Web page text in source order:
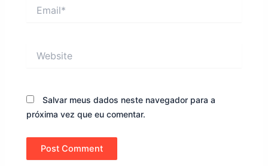
Salvar meus dados neste navegador para a
próxima vez que eu comentar.